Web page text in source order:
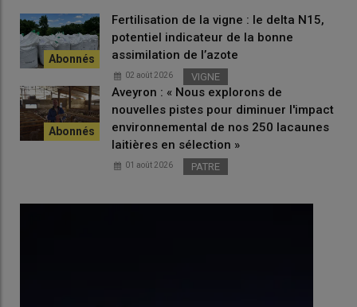
Fertilisation de la vigne : le delta N15,
potentiel indicateur de la bonne
assimilation de l’azote
02 août 2026 VIGNE
Aveyron : « Nous explorons de
nouvelles pistes pour diminuer l'impact
environnemental de nos 250 lacaunes
laitières en sélection »
01 août 2026 PATRE